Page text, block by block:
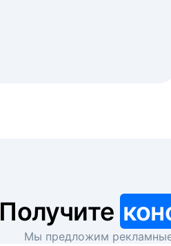
Получите
Мы предложим